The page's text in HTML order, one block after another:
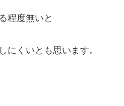
程度無いと
にくいとも思います。